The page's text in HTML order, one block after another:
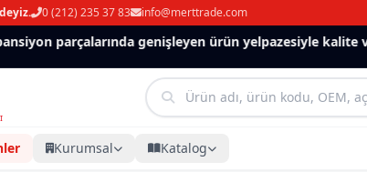
0 (212) 235 37 83 info@merttrade.com
parçalarında genişleyen ürün yelpazesiyle kalite
Kurumsal Katalog